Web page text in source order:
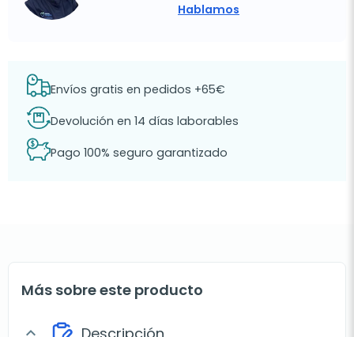
Hablamos
Envíos gratis en pedidos +65€
Devolución en 14 días laborables
Pago 100% seguro garantizado
Más sobre este producto